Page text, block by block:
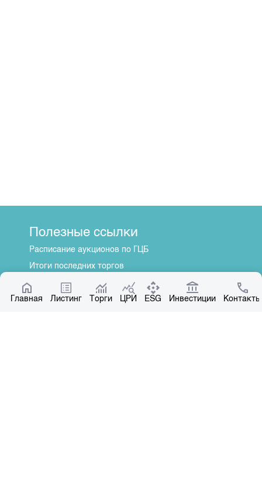
Главная Листинг Торги ЦРИ ESG Инвестиции Контакты
Полезные ссылки
Расписание аукционов по ГЦБ
Итоги последних торгов
Котировки по ЦБ
Центр раскрытия информации